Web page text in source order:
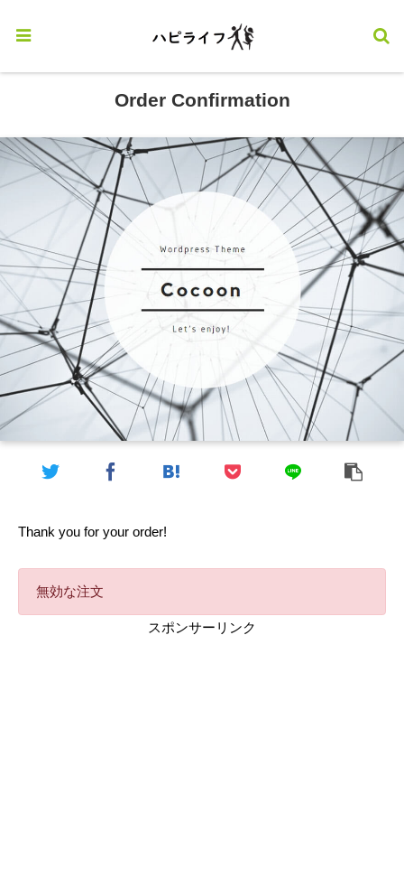
Order Confirmation
Thank you for your order!
無効な注文
スポンサーリンク